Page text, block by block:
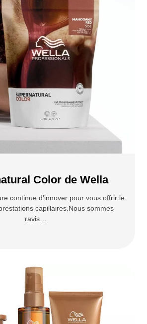
Color de Wella
continue d’innover pour vous offrir le
capillaires.Nous sommes
ravis…